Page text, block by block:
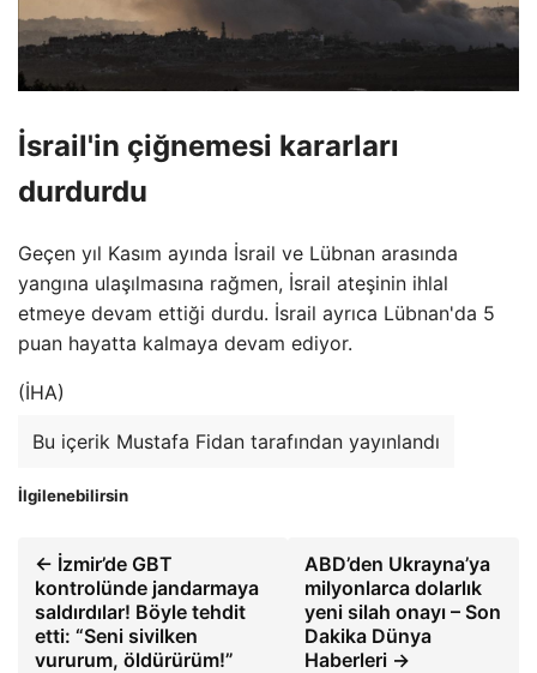
İsrail'in çiğnemesi kararları
durdurdu
Geçen yıl Kasım ayında İsrail ve Lübnan arasında
yangına ulaşılmasına rağmen, İsrail ateşinin ihlal
etmeye devam ettiği durdu. İsrail ayrıca Lübnan'da 5
puan hayatta kalmaya devam ediyor.
(İHA)
Bu içerik Mustafa Fidan tarafından yayınlandı
İlgilenebilirsin
← İzmir’de GBT
kontrolünde jandarmaya
saldırdılar! Böyle tehdit
etti: “Seni sivilken
vururum, öldürürüm!”
ABD’den Ukrayna’ya
milyonlarca dolarlık
yeni silah onayı – Son
Dakika Dünya
Haberleri →